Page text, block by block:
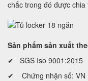
chắc trong đó được
Sản phẩm sản xuất
✔ SGS Iso 9001:2015
✔ Chứng nhận số: VN